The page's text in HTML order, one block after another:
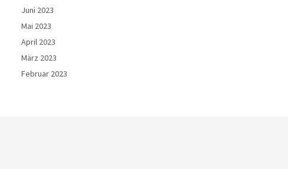
Juni 2023
Mai 2023
April 2023
März 2023
Februar 2023